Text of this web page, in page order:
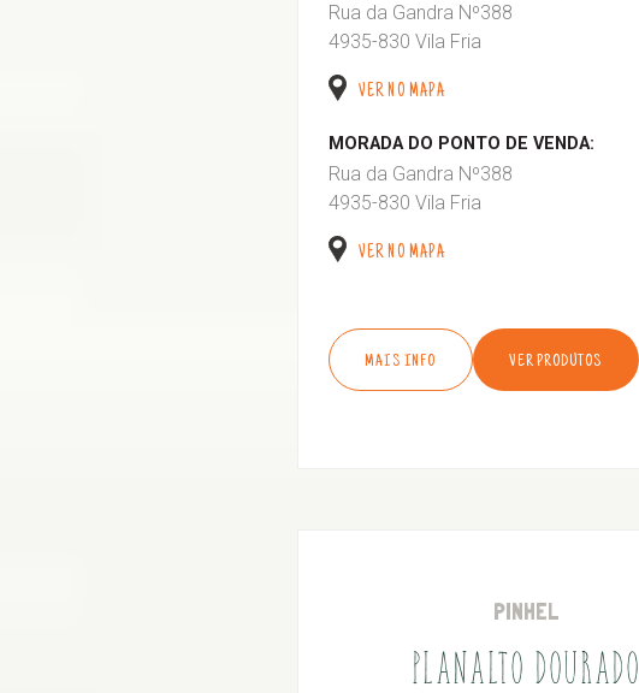
Rua da Gandra Nº388
4935-830 Vila Fria
VER NO MAPA
MORADA DO PONTO DE VENDA:
Rua da Gandra Nº388
4935-830 Vila Fria
VER NO MAPA
MAIS INFO VER PRODUTOS
PINHEL
PLANALTO DOURADO